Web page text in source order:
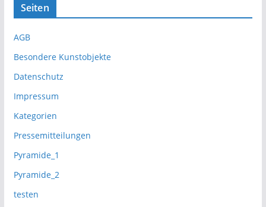
Seiten
AGB
Besondere Kunstobjekte
Datenschutz
Impressum
Kategorien
Pressemitteilungen
Pyramide_1
Pyramide_2
testen